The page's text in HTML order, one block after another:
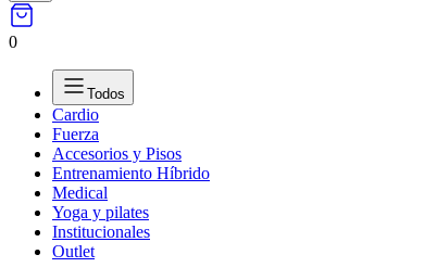
0
Todos
Cardio
Fuerza
Accesorios y Pisos
Entrenamiento Híbrido
Medical
Yoga y pilates
Institucionales
Outlet